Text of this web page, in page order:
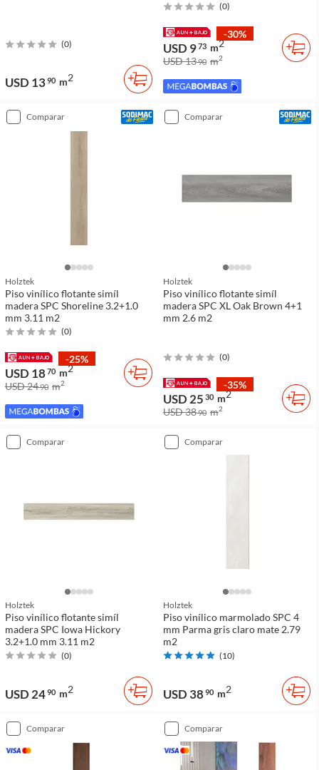
(0)
USD 1390 m2
(0)
-30%
USD 973 m2
USD 1390 m2
comparar
Holztek
Piso vinílico flotante simíl
madera SPC Shoreline 3.2+1.0
mm 3.11 m2
(0)
-25%
USD 1870 m2
USD 2490 m2
comparar
Holztek
Piso vinílico flotante simíl
madera SPC XL Oak Brown 4+1
mm 2.6 m2
(0)
-35%
USD 25 30 m2
USD 3890 m2
comparar
Holztek
Piso vinílico flotante simíl
madera SPC Iowa Hickory
3.2+1.0 mm 3.11 m2
(0)
USD 2490 m2
comparar
Holztek
Piso vinílico marmolado SPC 4
mm Parma gris claro mate 2.79
m2
(10)
USD 3890 m2
comparar comparar